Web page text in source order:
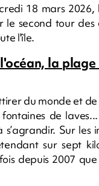
18 mars 2026,
second tour des
l'île.
la
du monde et
de
Sur les
sur sept
depuis 2007